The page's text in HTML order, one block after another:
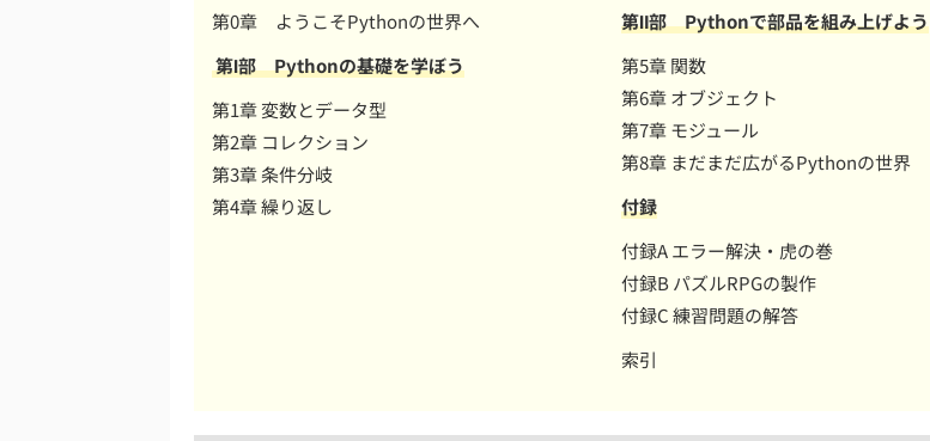
第0章 ようこそPythonの世界へ
第Ⅰ部 Pythonの基礎を学ぼう
第1章 変数とデータ型
第2章 コレクション
第3章 条件分岐
第4章 繰り返し
第Ⅱ部 Pythonで部品を組み上げよう
第5章 関数
第6章 オブジェクト
第7章 モジュール
第8章 まだまだ広がるPythonの世界
付録
付録A エラー解決・虎の巻
付録B パズルRPGの製作
付録C 練習問題の解答
索引